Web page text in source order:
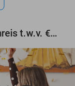
Maak gratis kans op een droomreis t.w.v. €3.000!